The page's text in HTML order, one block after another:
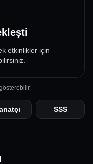
etkinlikler için
SSS